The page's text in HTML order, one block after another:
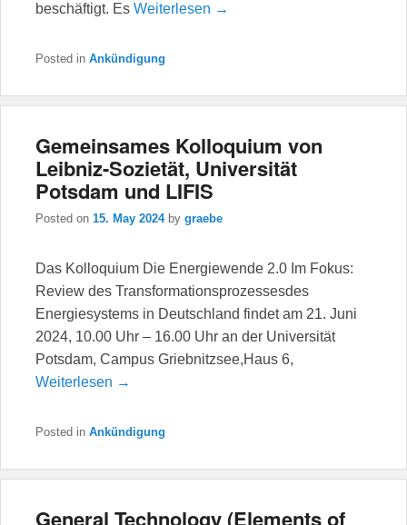
beschäftigt. Es Weiterlesen →
Posted in Ankündigung
Gemeinsames Kolloquium von
Leibniz-Sozietät, Universität
Potsdam und LIFIS
Posted on 15. May 2024 by graebe
Das Kolloquium Die Energiewende 2.0 Im Fokus:
Review des Transformationsprozessesdes
Energiesystems in Deutschland findet am 21. Juni
2024, 10.00 Uhr – 16.00 Uhr an der Universität
Potsdam, Campus Griebnitzsee,Haus 6,
Weiterlesen →
Posted in Ankündigung
General Technology (Elements of